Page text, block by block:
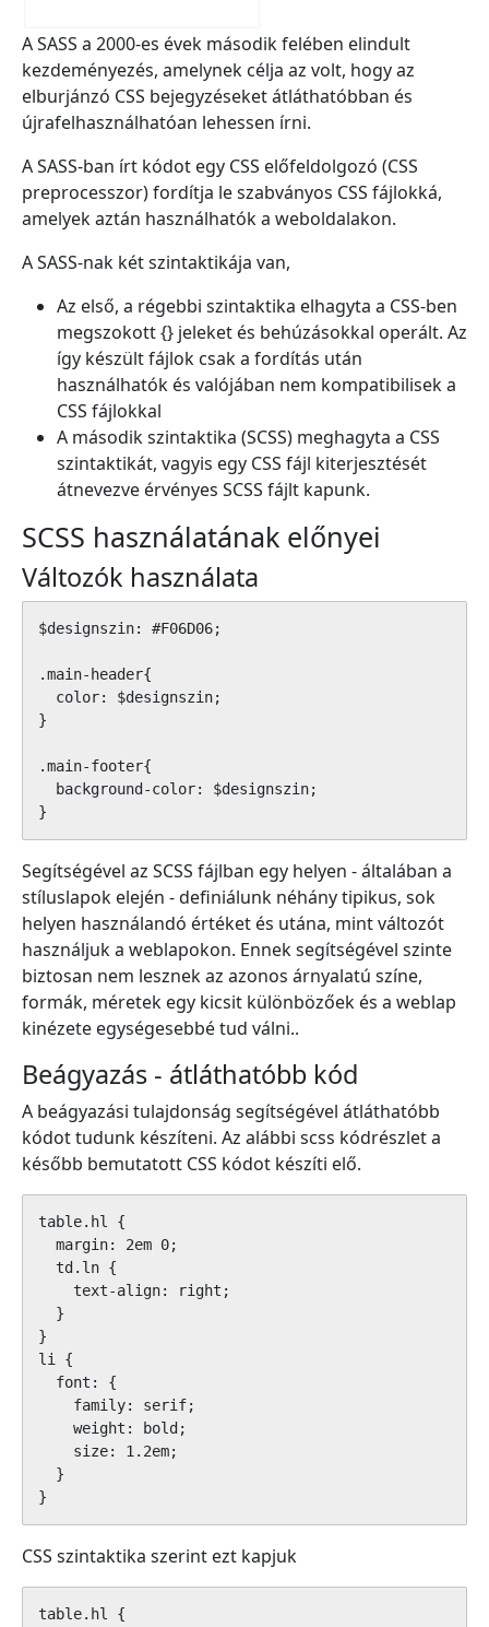
A SASS a 2000-es évek második felében elindult
kezdeményezés, amelynek célja az volt, hogy az
elburjánzó CSS bejegyzéseket átláthatóbban és
újrafelhasználhatóan lehessen írni.
A SASS-ban írt kódot egy CSS előfeldolgozó (CSS
preprocesszor) fordítja le szabványos CSS fájlokká,
amelyek aztán használhatók a weboldalakon.
A SASS-nak két szintaktikája van,
Az első, a régebbi szintaktika elhagyta a CSS-ben
megszokott {} jeleket és behúzásokkal operált. Az
így készült fájlok csak a fordítás után
használhatók és valójában nem kompatibilisek a
CSS fájlokkal
A második szintaktika (SCSS) meghagyta a CSS
szintaktikát, vagyis egy CSS fájl kiterjesztését
átnevezve érvényes SCSS fájlt kapunk.
SCSS használatának előnyei
Változók használata
$designszin: #F06D06;
.main-header{
  color: $designszin;
}
.main-footer{
  background-color: $designszin;
}
​Segítségével az SCSS fájlban egy helyen - általában a
stíluslapok elején - definiálunk néhány tipikus, sok
helyen használandó értéket és utána, mint változót
használjuk a weblapokon. Ennek segítségével szinte
biztosan nem lesznek az azonos árnyalatú színe,
formák, méretek egy kicsit különbözőek és a weblap
kinézete egységesebbé tud válni..
Beágyazás - átláthatóbb kód
A beágyazási tulajdonság segítségével átláthatóbb
kódot tudunk készíteni. Az alábbi scss kódrészlet a
később bemutatott CSS kódot készíti elő.
table.hl {
  margin: 2em 0;
  td.ln {
    text-align: right;
  }
}
li {
  font: {
    family: serif;
    weight: bold;
    size: 1.2em;
  }
CSS szintaktika szerint ezt kapjuk
table.hl {